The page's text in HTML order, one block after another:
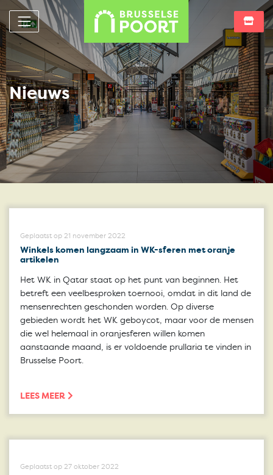
Nieuws
Geplaatst op 21 november 2022
Winkels komen langzaam in WK-sferen met oranje
artikelen
Het WK in Qatar staat op het punt van beginnen. Het
betreft een veelbesproken toernooi, omdat in dit land de
mensenrechten geschonden worden. Op diverse
gebieden wordt het WK geboycot, maar voor de mensen
die wel helemaal in oranjesferen willen komen
aanstaande maand, is er voldoende prullaria te vinden in
Brusselse Poort.
LEES MEER
Geplaatst op 27 oktober 2022